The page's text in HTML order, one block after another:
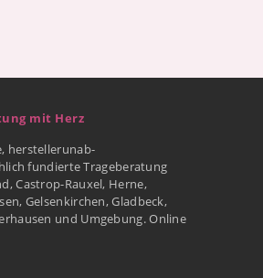
mit Herz
herstellerunab-
fundierte Trageberatung
Castrop-Rauxel, Herne,
Gelsenkirchen, Gladbeck,
und Umgebung. Online